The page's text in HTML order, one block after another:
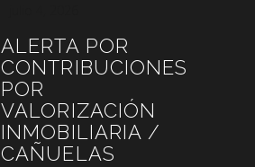
ALERTA POR
CONTRIBUCIONES
POR
VALORIZACIÓN
INMOBILIARIA /
CAÑUELAS